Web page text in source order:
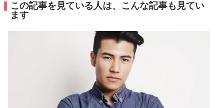
この記事を見ている人は、こんな記事も見てい
ます